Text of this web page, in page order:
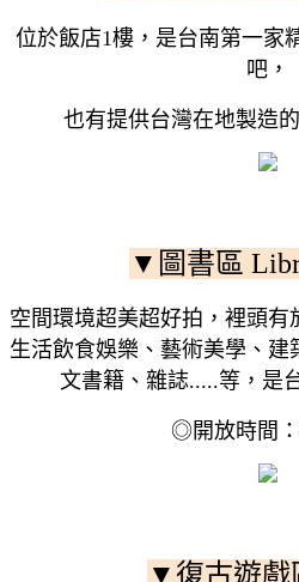
位於飯店1樓，是台南第一家
吧，
也有提供台灣在地製造
▼圖書區
空間環境超美超好拍，裡頭有
生活飲食娛樂、藝術美學、建
文書籍、雜誌.....等，是
◎開放時間
▼復古遊戲